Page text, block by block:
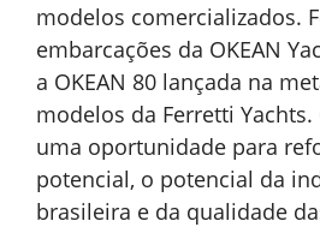
modelos comercializados.
embarcações da OKEAN
a OKEAN 80 lançada na
modelos da Ferretti
uma oportunidade para
potencial, o potencial da
brasileira e da qualidade